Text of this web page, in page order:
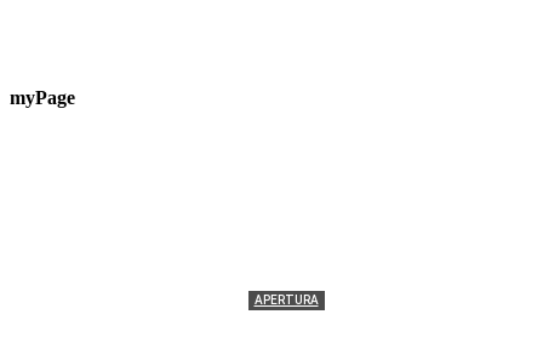
myPage
APERTURA